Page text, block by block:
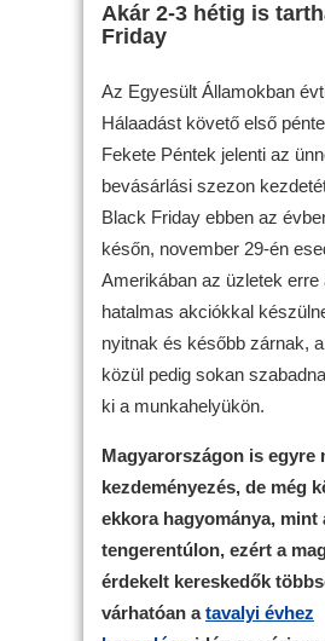
Akár 2-3 hétig is
Friday
Az Egyesült Államokban
Hálaadást követő első
Fekete Péntek jelenti az
bevásárlási szezon
Black Friday ebben az
későn, november 29-én
Amerikában az üzletek erre
hatalmas akciókkal
nyitnak és később zárnak,
közül pedig sokan
ki a munkahelyükön.
Magyarországon is egyre
kezdeményezés, de még
ekkora hagyománya, mint
tengerentúlon, ezért a
érdekelt kereskedők
várhatóan atavalyi évhez